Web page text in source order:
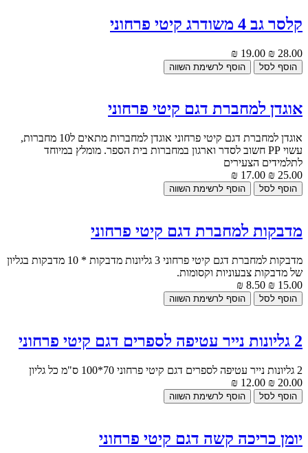
קלסר גב 4 משודרג קיטי פרחוני
28.00 ₪
19.00 ₪
אוגדן למחברת דגם קיטי פרחוני
אוגדן למחברת דגם קיטי פרחוני אוגדן למחברות מתאים ל10 מחברות,
עשוי PP חשוב לסדר וארגון במחברות בית הספר. מומלץ במיוחד
לתלמידים הצעירים
25.00 ₪
17.00 ₪
מדבקות למחברת דגם קיטי פרחוני
מדבקות למחברת דגם קיטי פרחוני 3 גליונות מדבקות * 10 מדבקות בגליון
של מדבקות צבעוניות וקסומות.
15.00 ₪
8.50 ₪
2 גליונות נייר עטיפה לספרים דגם קיטי פרחוני
2 גליונות נייר עטיפה לספרים דגם קיטי פרחוני 70*100 ס"מ כל גליון
20.00 ₪
12.00 ₪
יומן כריכה קשה דגם קיטי פרחוני